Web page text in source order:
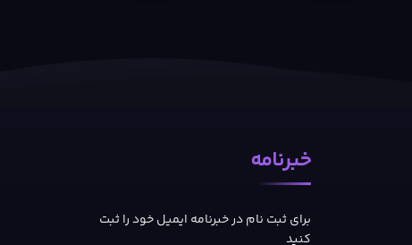
خبرنامه
برای ثبت نام در خبرنامه ایمیل خود را ثبت
کنید